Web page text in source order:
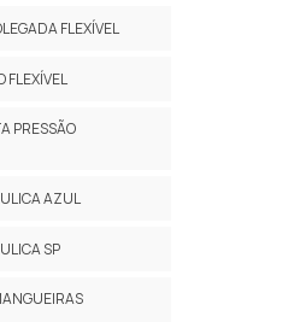
FLEXÍVEL
FLEXÍVEL
PRESSÃO
AZUL
SP